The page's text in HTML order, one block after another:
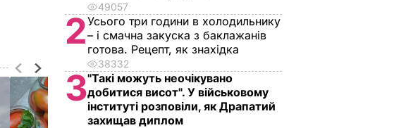
49057
2Усього три години в холодильнику
– і смачна закуска з баклажанів
готова. Рецепт, як знахідка
38332
3"Такі можуть неочікувано
добитися висот". У військовому
інституті розповіли, як Драпатий
захищав диплом